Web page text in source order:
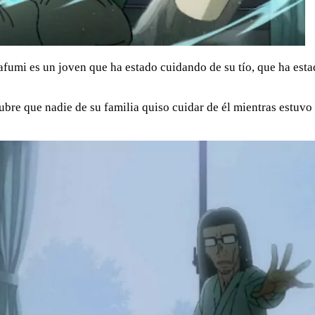
es un joven que ha estado cuidando de su tío, que ha
que nadie de su familia quiso cuidar de él mientras